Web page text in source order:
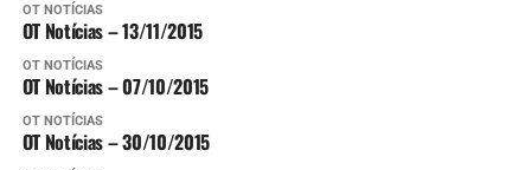
OT NOTÍCIAS
OT Notícias – 13/11/2015
OT NOTÍCIAS
OT Notícias – 07/10/2015
OT NOTÍCIAS
OT Notícias – 30/10/2015